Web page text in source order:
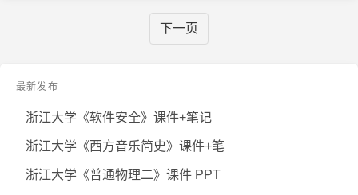
下一页
最新发布
浙江大学《软件安全》课件+笔记
浙江大学《西方音乐简史》课件+笔
浙江大学《普通物理二》课件 PPT